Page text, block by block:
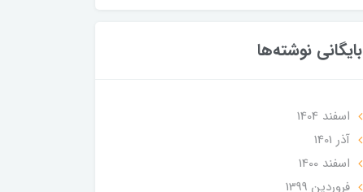
بایگانی نوشته‌ها
اسفند 1404
آذر 1401
اسفند 1400
فروردین 1399